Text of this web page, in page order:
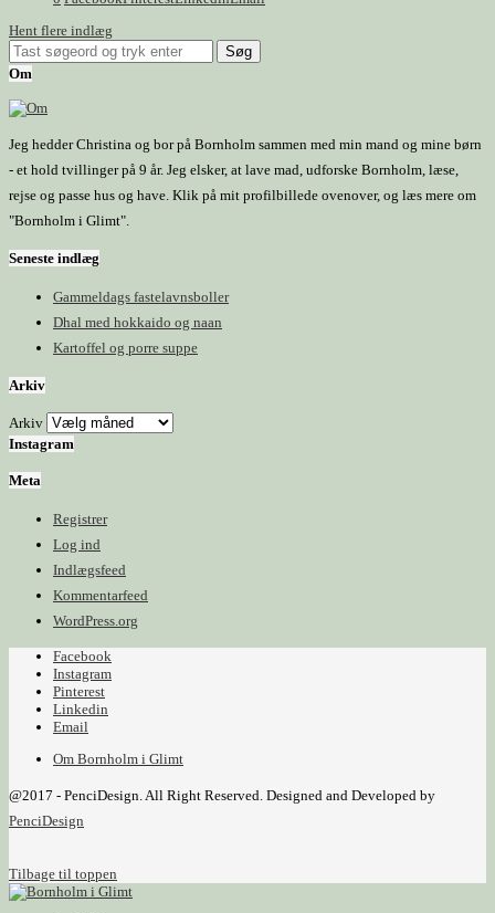
Hent flere indlæg
Om
Jeg hedder Christina og bor på Bornholm sammen med min mand og mine børn
- et hold tvillinger på 9 år. Jeg elsker, at lave mad, udforske Bornholm, læse,
rejse og passe hus og have. Klik på mit profilbillede ovenover, og læs mere om
"Bornholm i Glimt".
Seneste indlæg
Gammeldags fastelavnsboller
Dhal med hokkaido og naan
Kartoffel og porre suppe
Arkiv
Arkiv
Instagram
Meta
Registrer
Log ind
Indlægsfeed
Kommentarfeed
WordPress.org
Facebook
Instagram
Pinterest
Linkedin
Email
Om Bornholm i Glimt
@2017 - PenciDesign. All Right Reserved. Designed and Developed by
PenciDesign
Tilbage til toppen